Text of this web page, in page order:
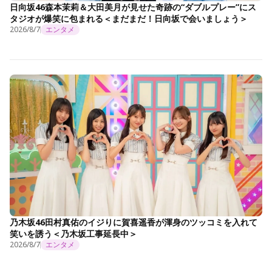
日向坂46森本茉莉＆大田美月が見せた奇跡の“ダブルプレー”にス
タジオが爆笑に包まれる＜まだまだ！日向坂で会いましょう＞
2026/8/7 エンタメ
乃木坂46田村真佑のイジりに賀喜遥香が渾身のツッコミを入れて
笑いを誘う＜乃木坂工事延長中＞
2026/8/7 エンタメ